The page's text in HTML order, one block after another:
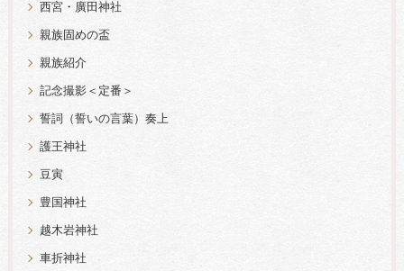
西宮・廣田神社
親族固めの盃
親族紹介
記念撮影＜定番＞
誓詞（誓いの言葉）奏上
護王神社
豆寅
豊国神社
越木岩神社
車折神社